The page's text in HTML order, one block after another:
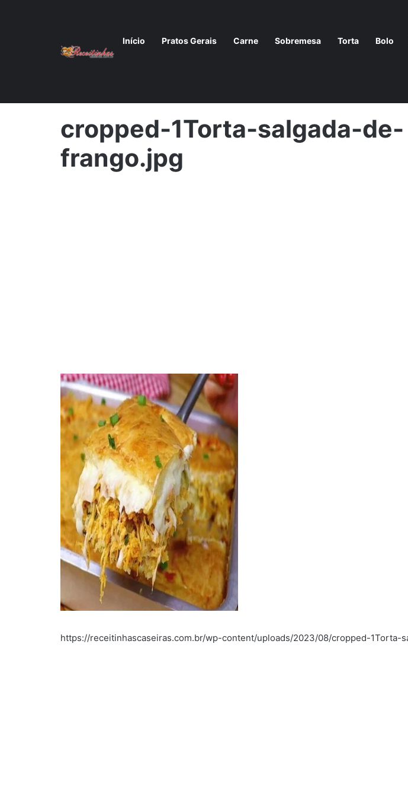
Início Pratos Gerais Carne Sobremesa Torta Bolo
cropped-1Torta-salgada-de-
frango.jpg
https://receitinhascaseiras.com.br/wp-content/uploads/2023/08/cropped-1Torta-